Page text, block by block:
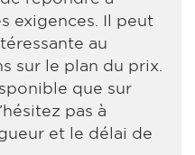
exigences. Il peut
au
sur le plan du prix.
que sur
pas à
et le délai de